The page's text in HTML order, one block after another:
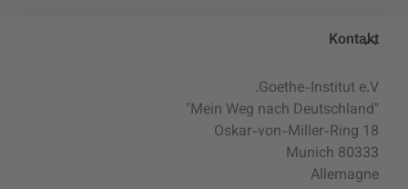
Service- und Informationsbereich
Kontakt
Goethe-Institut e.V.
"Mein Weg nach Deutschland"
Oskar-von-Miller-Ring 18
80333 Munich
Allemagne